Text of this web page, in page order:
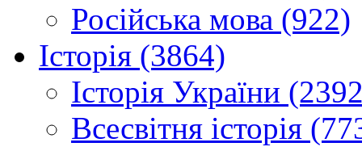
Російська мова (922)
Історія (3864)
Історія України
Всесвітня історія